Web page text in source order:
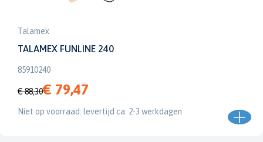
Talamex
TALAMEX FUNLINE 240
85910240
€ 88,30€ 79,47
Niet op voorraad: levertijd ca. 2-3 werkdagen